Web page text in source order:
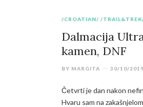
/CROATIAN/ /
Dalmacija
kamen, DNF
BY MARGITA 30/10/2019
Četvrti je dan nakon
Hvaru sam na